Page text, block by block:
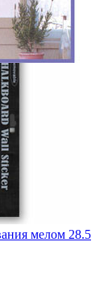
мелом 28.5